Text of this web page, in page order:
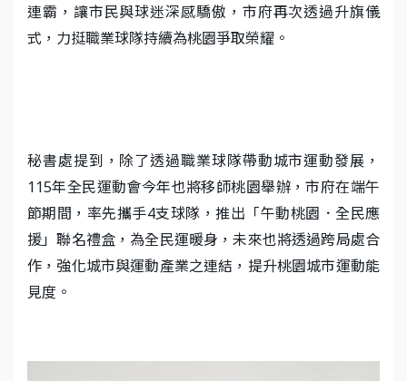
連霸，讓市民與球迷深感驕傲，市府再次透過升旗儀
式，力挺職業球隊持續為桃園爭取榮耀。
秘書處提到，除了透過職業球隊帶動城市運動發展，
115年全民運動會今年也將移師桃園舉辦，市府在端午
節期間，率先攜手4支球隊，推出「午動桃園．全民應
援」聯名禮盒，為全民運暖身，未來也將透過跨局處合
作，強化城市與運動產業之連結，提升桃園城市運動能
見度。